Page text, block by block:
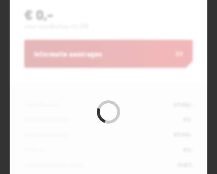
€ 0,-
Informatie aanvragen